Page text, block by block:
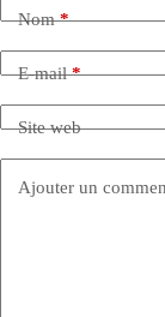
Nom*
E-mail*
Site web
Ajouter un